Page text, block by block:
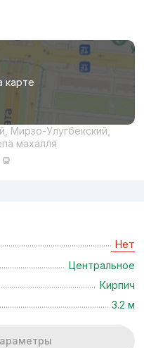
карте
Мирзо-Улугбекский,
махалля
Нет
Центральное
Кирпич
3.2 м